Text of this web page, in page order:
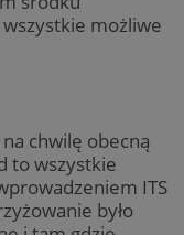
możliwe
chwilę obecną
to wszystkie
ITS
było